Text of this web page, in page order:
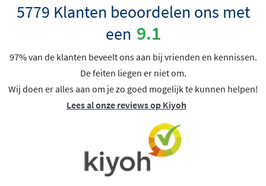
5779 Klanten beoordelen ons met
een 9.1
97% van de klanten beveelt ons aan bij vrienden en kennissen.
De feiten liegen er niet om.
Wij doen er alles aan om je zo goed mogelijk te kunnen helpen!
Lees al onze reviews op Kiyoh